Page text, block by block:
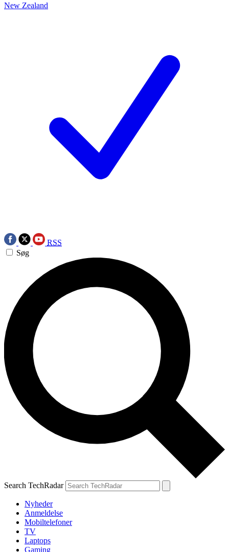
New Zealand
RSS
Søg
Search TechRadar
Nyheder
Anmeldelse
Mobiltelefoner
TV
Laptops
Gaming